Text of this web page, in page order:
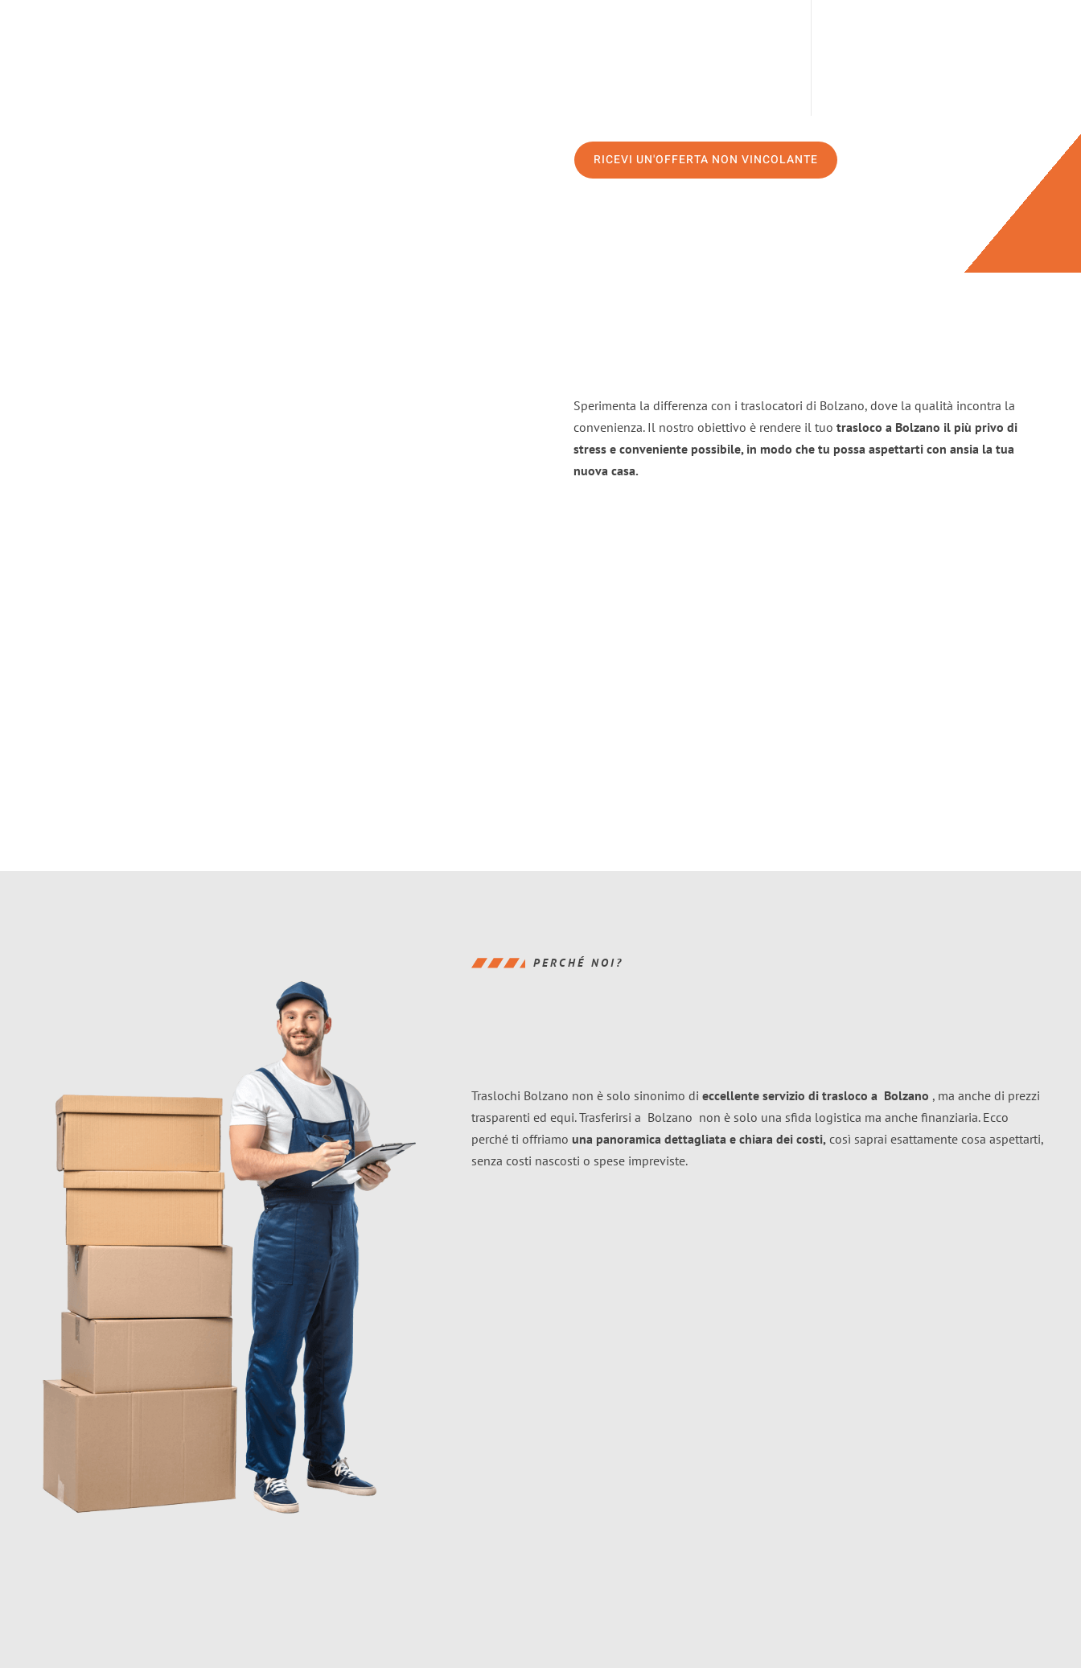
RICEVI UN'OFFERTA NON VINCOLANTE
Sperimenta la differenza con i traslocatori di Bolzano, dove la qualità incontra la
convenienza. Il nostro obiettivo è rendere il tuo trasloco a Bolzano il più privo di
stress e conveniente possibile, in modo che tu possa aspettarti con ansia la tua
nuova casa.
PERCHÉ NOI?
Traslochi Bolzano non è solo sinonimo di eccellente servizio di trasloco a Bolzano , ma anche di prezzi
trasparenti ed equi. Trasferirsi a Bolzano non è solo una sfida logistica ma anche finanziaria. Ecco
perché ti offriamo una panoramica dettagliata e chiara dei costi, così saprai esattamente cosa aspettarti,
senza costi nascosti o spese impreviste.